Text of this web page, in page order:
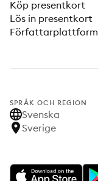
Köp presentkort
Lös in presentkort
Författarplattform
SPRÅK OCH REGION
Svenska
Sverige